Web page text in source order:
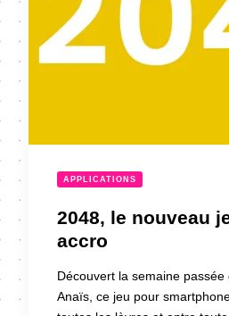
APPLICATIONS
2048, le nouveau
accro
Découvert la semaine
Anaïs, ce jeu pour